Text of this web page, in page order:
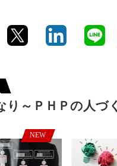
り～ＰＨＰの人づ
NEW